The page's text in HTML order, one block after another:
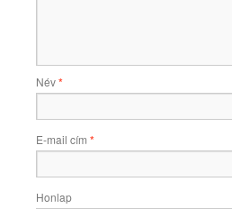
Név*
E-mail cím *
Honlap